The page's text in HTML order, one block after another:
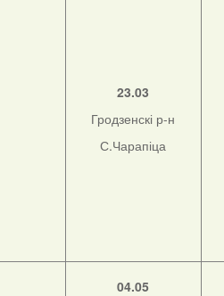
23.03
Гродзенскі р-н
С.Чарапіца
04.05